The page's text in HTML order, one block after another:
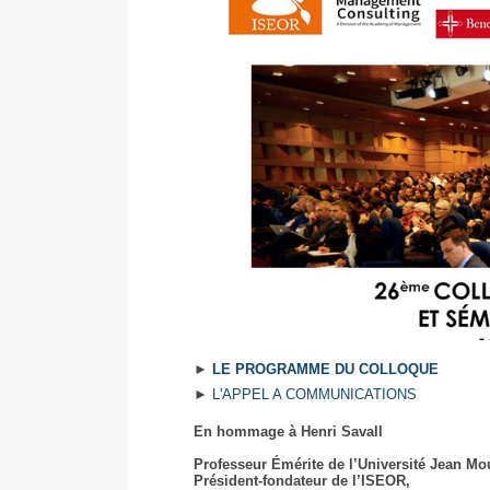
Colloque
et
international
► LE PROGRAMME DU COLLOQUE
►
L'APPEL A COMMUNICATIONS
En hommage à Henri Savall
Professeur Émérite de l’Université Jean
Président-fondateur de l’ISEOR,